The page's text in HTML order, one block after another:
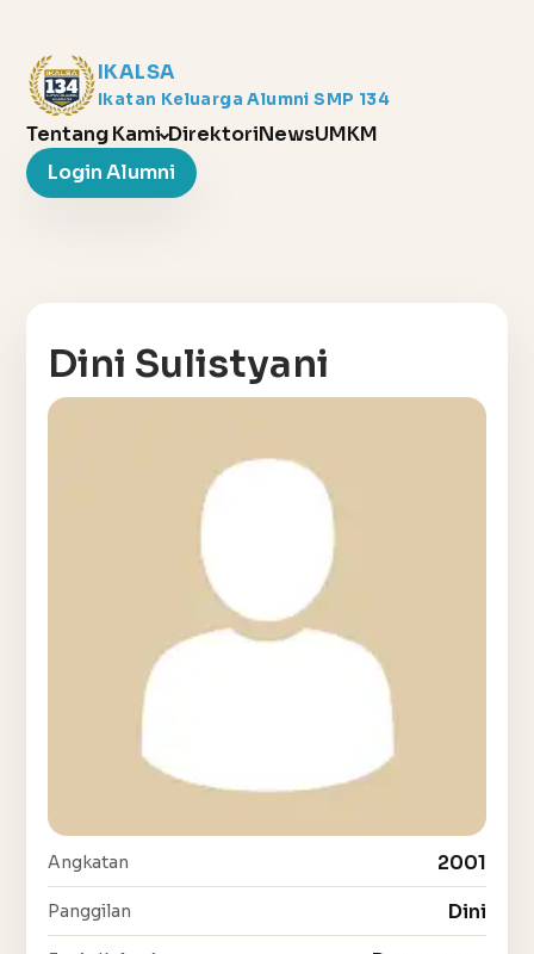
IKALSA
Ikatan Keluarga Alumni SMP 134
Tentang Kami DirektoriNewsUMKM
Login Alumni
Dini Sulistyani
Angkatan 2001
Panggilan Dini